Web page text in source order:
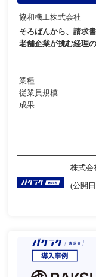
協和機工株式会社
そろばんから、請求
老舗企業が挑む経理
業種
従業員規模
成果
株式会
(公開